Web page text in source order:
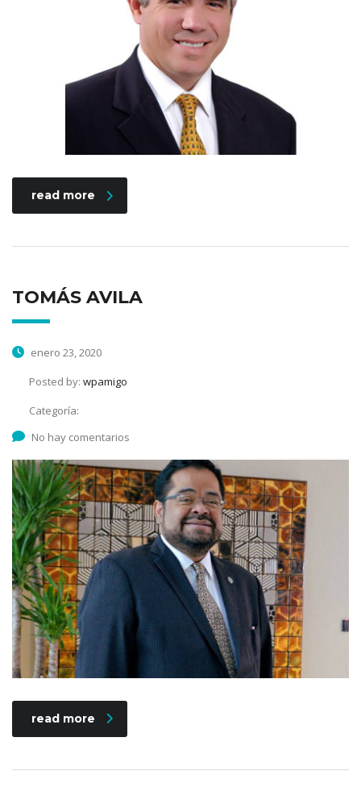
read more
TOMÁS AVILA
enero 23, 2020
Posted by: wpamigo
Categoría:
No hay comentarios
read more